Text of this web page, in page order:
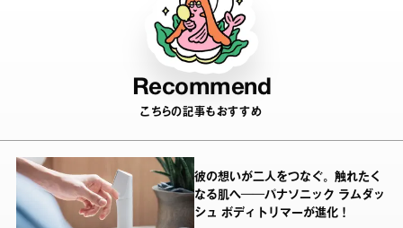
Recommend
こちらの記事もおすすめ
彼の想いが二人をつなぐ。触れたく
なる肌へ──パナソニック ラムダッ
シュ ボディトリマーが進化！